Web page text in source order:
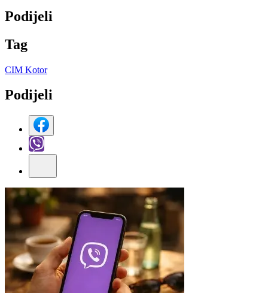
Podijeli
Tag
CIM Kotor
Podijeli